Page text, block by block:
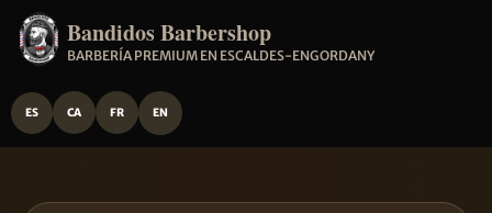
Bandidos Barbershop
BARBERÍA PREMIUM EN ESCALDES-ENGORDANY
ES CA FR EN